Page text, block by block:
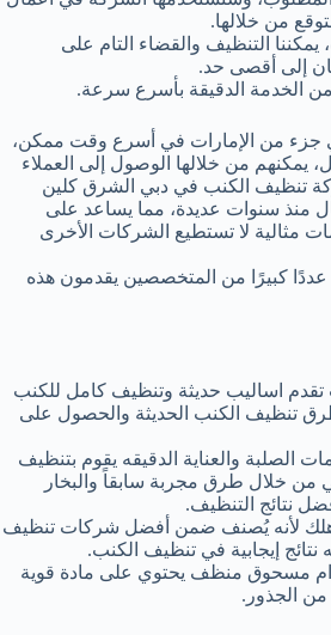
من خلالها.
التنظيف والقضاء التام على
إلى أقصى حد.
الخدمة الدقيقة بأسرع سرعة.
أي جزء من الإمارات في أسرع وقت ممكن،
يمكنهم من خلالها الوصول إلى العملاء
الكنب في دبي الشرق كلين
منذ سنوات عديدة، مما يساعد على
مثالية لا تستطيع الشركات الأخرى
كبيرًا من المتخصصين يقدمون هذه
اساليب حديثة وتنظيف كامل للكنب
تنظيف الكنب الحديثة والحصول على
الصلبة والعناية الدقيقه يقوم بتنظيف
من خلال طرق مجربة سابقاً والبخار
نتائج التنظيف.
لأنه يُصنف ضمن أفضل شركات تنظيف
إيجابية في تنظيف الكنب.
مسحوق منظف يحتوي على مادة قوية
من الجذور.